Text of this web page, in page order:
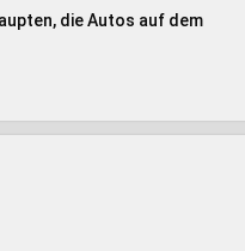
die Autos auf dem